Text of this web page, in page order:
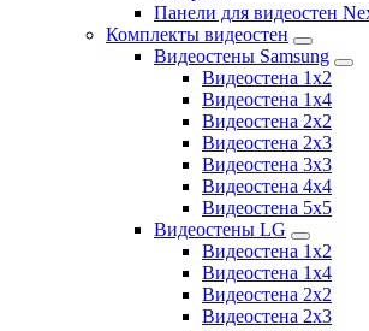
Панели для видеостен
Комплекты видеостен
Видеостены Samsung
Видеостена 1x2
Видеостена 1x4
Видеостена 2x2
Видеостена 2х3
Видеостена 3x3
Видеостена 4x4
Видеостена 5x5
Видеостены LG
Видеостена 1x2
Видеостена 1x4
Видеостена 2x2
Видеостена 2x3